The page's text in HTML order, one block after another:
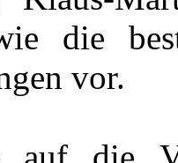
die
vor.